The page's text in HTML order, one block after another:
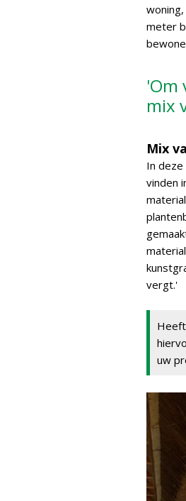
meter
'Om
mix
Mix
In
vinden
vergt.'
uw